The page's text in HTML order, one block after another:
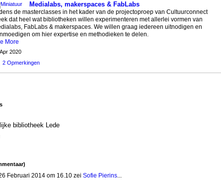
Medialabs, makerspaces & FabLabs
de masterclasses in het kader van de projectoproep van Cultuurconnect
dat heel wat bibliotheken willen experimenteren met allerlei vormen van
FabLabs & makerspaces. We willen graag iedereen uitnodigen en
om hier expertise en methodieken te delen.
More
2020
2 Opmerkingen
bibliotheek Lede
Februari 2014 om 16.10 zei Sofie Pierins...